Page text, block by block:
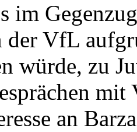
im
der VfL
würde, zu
an